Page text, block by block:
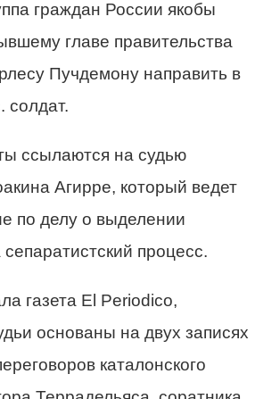
граждан России якобы
главе правительства
Пучдемону направить в
солдат.
ссылаются на судью
Агирре, который ведет
по делу о выделении
сепаратистский процесс.
газета El Periodico,
основаны на двух записях
каталонского